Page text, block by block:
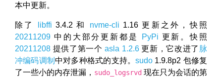
本中更新。
除了 libffi 3.4.2 和 nvme-cli 1.16 更新之外，快照
20211209 中的大部分更新都是 PyPi 更新。快照
20211208 提供了第一个asla 1.2.6更新，它改进了 脉
冲编码调制中对多种格式的支持。sudo 1.9.8p2 包修复
了一些小的内存泄漏， sudo_logsrvd 现在只为会话的第